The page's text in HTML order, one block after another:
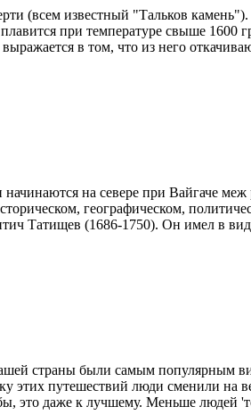
(всем известный "Тальков
при температуре свыше 1600
в том, что из него
на севере при Вайгаче
географическом,
Татищев (1686-1750). Он имел в
страны были самым популярным
этих путешествий люди сменили на
это даже к лучшему. Меньше людей